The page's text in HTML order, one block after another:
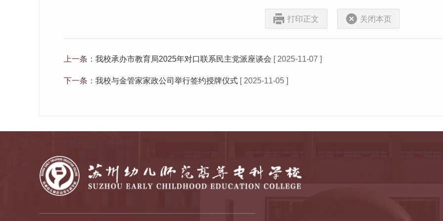
打印正文 关闭本页
上一条：我校承办市教育局2025年对口联系民主党派座谈会 [ 2025-11-07 ]
下一条：我校与金管家家政公司举行签约授牌仪式 [ 2025-11-05 ]